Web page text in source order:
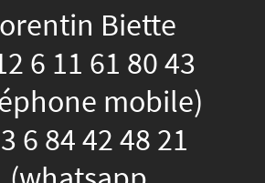
Biette
6 11 61 80 43
mobile)
6 84 42 48 21